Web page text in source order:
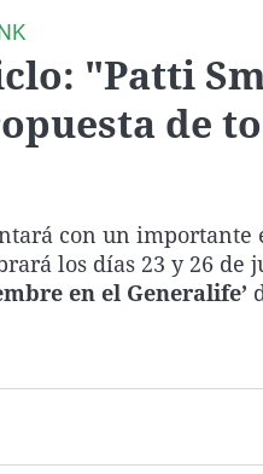
"Patti
de
con un
los días 23 y 26 de
en el Generalife’